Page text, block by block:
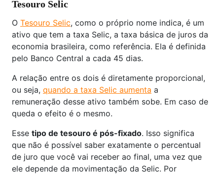
Tesouro Selic
O Tesouro Selic, como o próprio nome indica, é um
ativo que tem a taxa Selic, a taxa básica de juros da
economia brasileira, como referência. Ela é definida
pelo Banco Central a cada 45 dias.
A relação entre os dois é diretamente proporcional,
ou seja, quando a taxa Selic aumenta a
remuneração desse ativo também sobe. Em caso de
queda o efeito é o mesmo.
Esse tipo de tesouro é pós-fixado. Isso significa
que não é possível saber exatamente o percentual
de juro que você vai receber ao final, uma vez que
ele depende da movimentação da Selic. Por